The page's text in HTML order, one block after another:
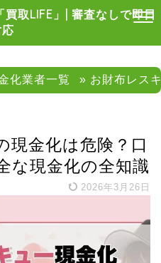
取LIFE」| 審査なしで即日
化業者一覧 » お財布レス
現金化は危険？口
な現金化の全知識
2026年3月26日